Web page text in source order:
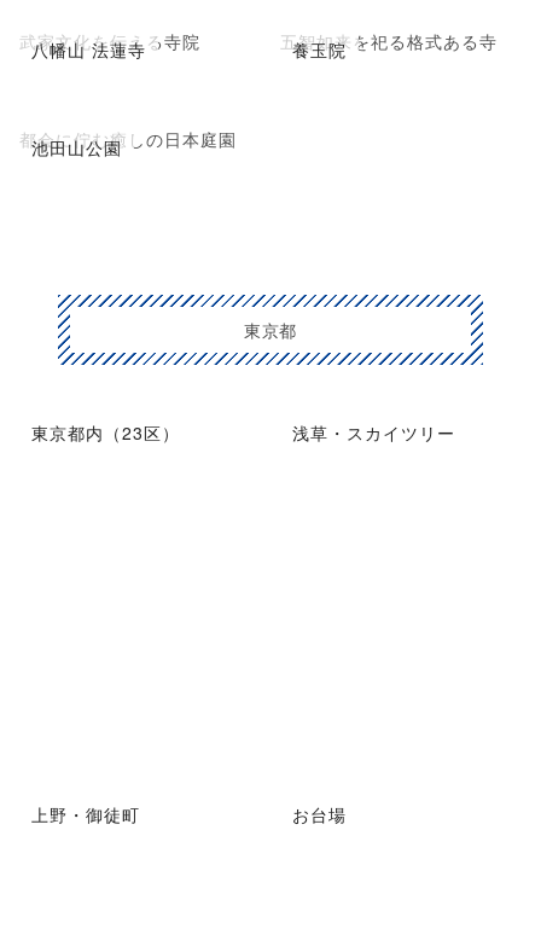
八幡山 法蓮寺
武家文化を伝える寺院 養玉院
五智如来を祀る格式ある寺
池田山公園
都会に佇む癒しの日本庭園
東京都
東京都内（23区） 浅草・スカイツリー
上野・御徒町 お台場